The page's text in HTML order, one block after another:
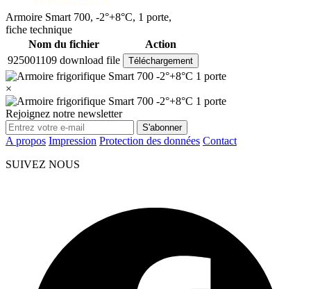
Armoire Smart 700, -2°+8°C, 1 porte,
fiche technique
Nom du fichier
Action
925001109 download file
Téléchargement
×
Rejoignez notre newsletter
S'abonner
A propos Impression Protection des données Contact
SUIVEZ NOUS